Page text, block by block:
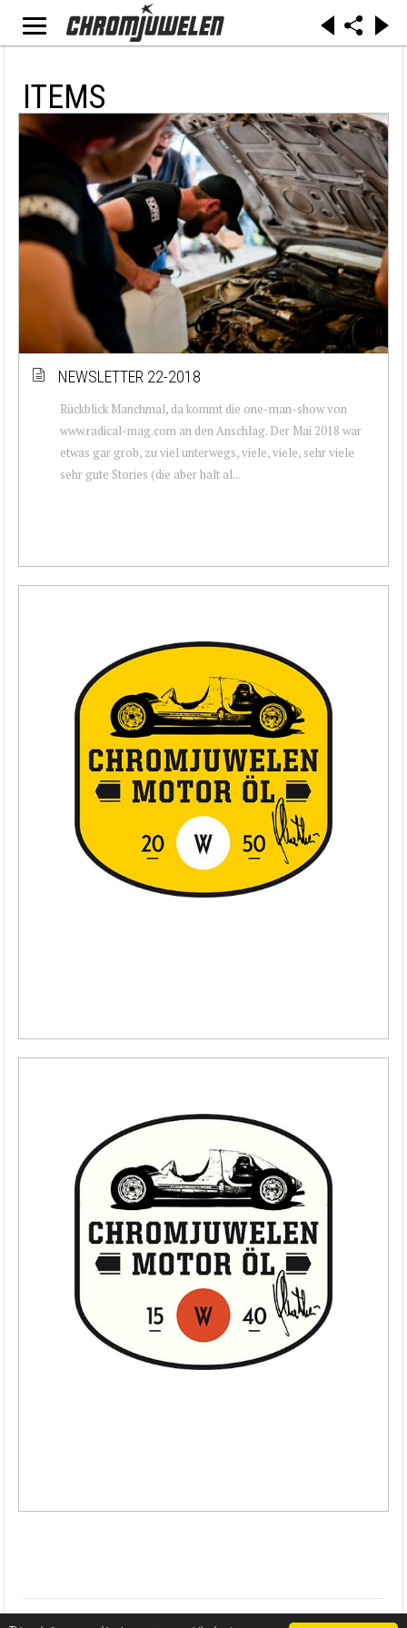
ITEMS
NEWSLETTER 22-2018
Rückblick Manchmal, da kommt die one-man-show von
www.radical-mag.com an den Anschlag. Der Mai 2018 war
etwas gar grob, zu viel unterwegs, viele, viele, sehr viele
sehr gute Stories (die aber halt al...